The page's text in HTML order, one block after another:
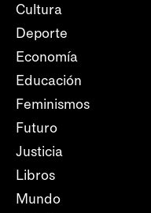
Cultura
Deporte
Economía
Educación
Feminismos
Futuro
Justicia
Libros
Mundo